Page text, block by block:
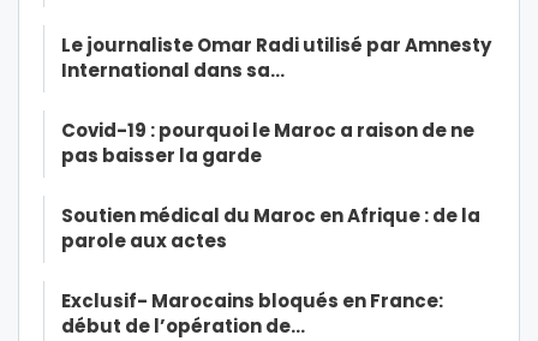
Le journaliste Omar Radi utilisé par Amnesty
International dans sa…
Covid-19 : pourquoi le Maroc a raison de ne
pas baisser la garde
Soutien médical du Maroc en Afrique : de la
parole aux actes
Exclusif- Marocains bloqués en France:
début de l’opération de…